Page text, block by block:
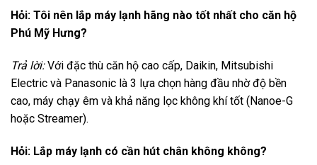
Hỏi: Tôi nên lắp máy lạnh hãng nào tốt nhất cho căn hộ
Phú Mỹ Hưng?
Trả lời:Với đặc thù căn hộ cao cấp, Daikin, Mitsubishi
Electric và Panasonic là 3 lựa chọn hàng đầu nhờ độ bền
cao, máy chạy êm và khả năng lọc không khí tốt (Nanoe-G
hoặc Streamer).
Hỏi: Lắp máy lạnh có cần hút chân không không?